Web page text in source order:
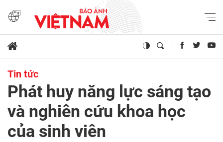
Tin tức
Phát huy năng lực sáng tạo
và nghiên cứu khoa học
của sinh viên